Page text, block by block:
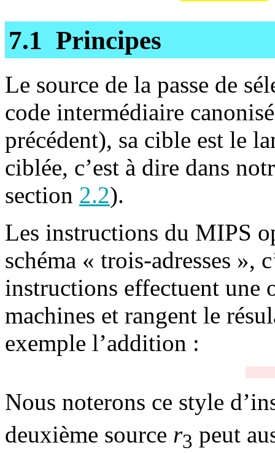
7.1 Principes
Le source de la passe de
code intermédiaire
précédent), sa cible est le
ciblée, c’est à dire dans
section 2.2).
Les instructions du MIPS
schéma « trois-adresses »,
instructions effectuent une
machines et rangent le
exemple l’addition :
Nous noterons ce style
deuxième source r3 peut